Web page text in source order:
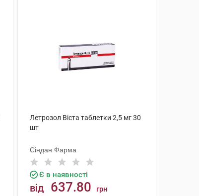
Летрозол Віста таблетки 2,5 мг 30
шт
Сіндан Фарма
Є в наявності
від 637.80 грн